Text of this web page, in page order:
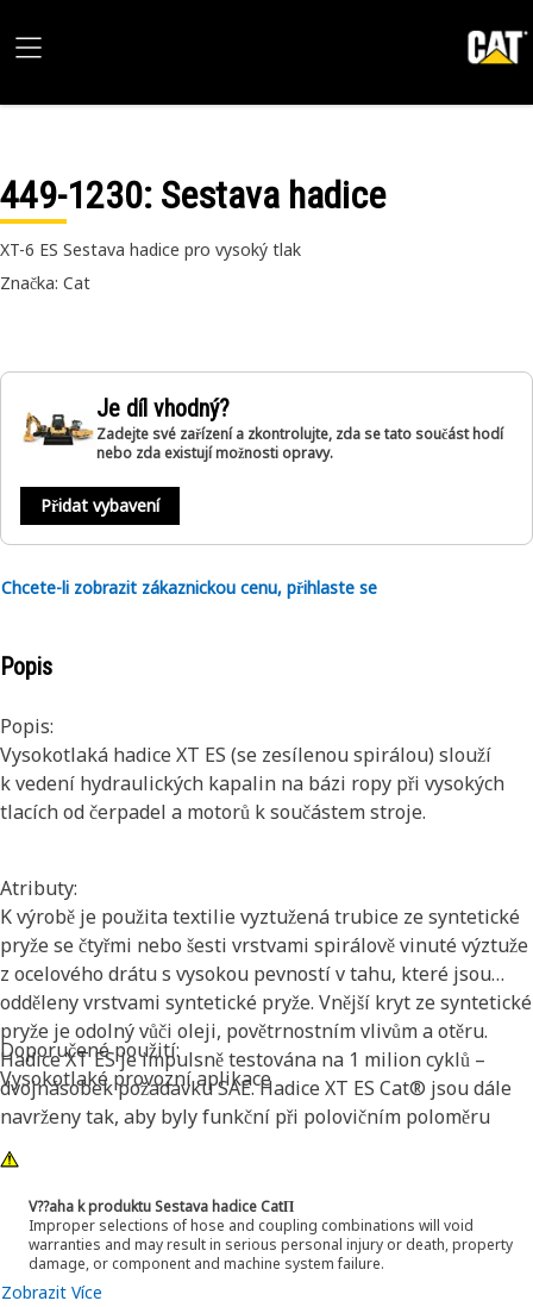
449-1230: Sestava hadice
XT-6 ES Sestava hadice pro vysoký tlak
Značka: Cat
Je díl vhodný?
Zadejte své zařízení a zkontrolujte, zda se tato součást hodí
nebo zda existují možnosti opravy.
Přidat vybavení
Chcete-li zobrazit zákaznickou cenu, přihlaste se
Popis
Popis:
Vysokotlaká hadice XT ES (se zesílenou spirálou) slouží
k vedení hydraulických kapalin na bázi ropy při vysokých
tlacích od čerpadel a motorů k součástem stroje.
Atributy:
K výrobě je použita textilie vyztužená trubice ze syntetické
pryže se čtyřmi nebo šesti vrstvami spirálově vinuté výztuže
z ocelového drátu s vysokou pevností v tahu, které jsou
odděleny vrstvami syntetické pryže. Vnější kryt ze syntetické
pryže je odolný vůči oleji, povětrnostním vlivům a otěru.
Hadice XT ES je impulsně testována na 1 milion cyklů –
dvojnásobek požadavku SAE. Hadice XT ES Cat® jsou dále
navrženy tak, aby byly funkční při polovičním poloměru
ohybu podle SAE. To znamená, že se lépe ohýbají
v omezených prostorách a významně snižují požadavky na
délku hadice. Tyto vlastnosti usnadňují instalaci a zajišťují
dlouhou životnost a vynikající spolehlivost.
Doporučené použití:
Vysokotlaké provozní aplikace
V??aha k produktu Sestava hadice CatΠ
Improper selections of hose and coupling combinations will void
warranties and may result in serious personal injury or death, property
damage, or component and machine system failure.
Zobrazit Více